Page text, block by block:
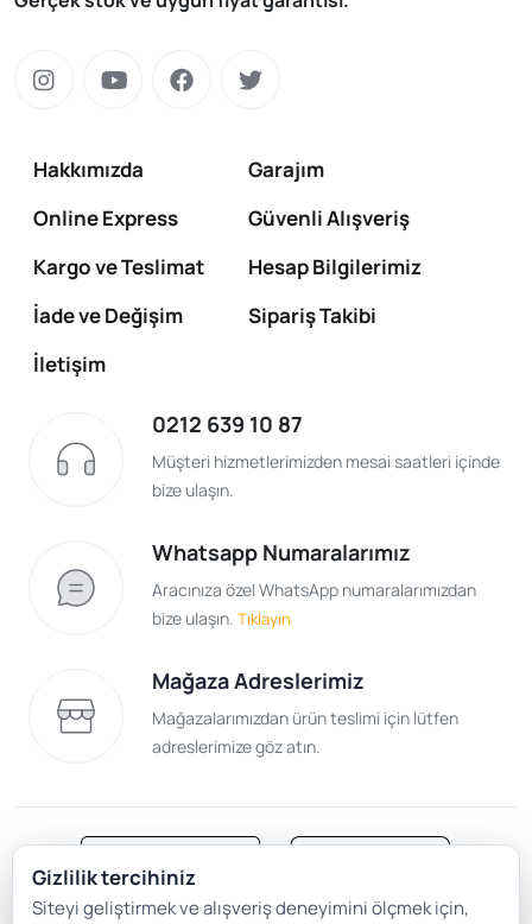
Hakkımızda
Garajım
Online Express
Güvenli Alışveriş
Kargo ve Teslimat
Hesap Bilgilerimiz
İade ve Değişim
Sipariş Takibi
İletişim
0212 639 10 87
Müşteri hizmetlerimizden mesai saatleri içinde
bize ulaşın.
Whatsapp Numaralarımız
Aracınıza özel WhatsApp numaralarımızdan
bize ulaşın. Tıklayın
Mağaza Adreslerimiz
Mağazalarımızdan ürün teslimi için lütfen
adreslerimize göz atın.
Satış Sözleşmesi Gizlilik ve Güvenlik
Gizlilik tercihiniz
Siteyi geliştirmek ve alışveriş deneyimini ölçmek için,